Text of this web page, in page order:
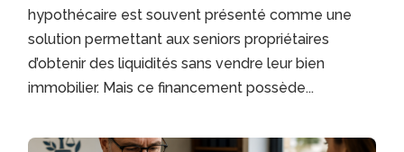
hypothécaire est souvent présenté comme une
solution permettant aux seniors propriétaires
d’obtenir des liquidités sans vendre leur bien
immobilier. Mais ce financement possède...